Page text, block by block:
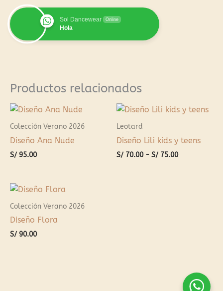
Sol Dancewear Online
Hola
Productos relacionados
Colección Verano 2026
Diseño Ana Nude
S/95.00
Leotard
Diseño Lili kids y teens
S/70.00 - S/75.00
Rango
de
S/ 70.00
hasta
Colección Verano 2026
Diseño Flora
S/90.00